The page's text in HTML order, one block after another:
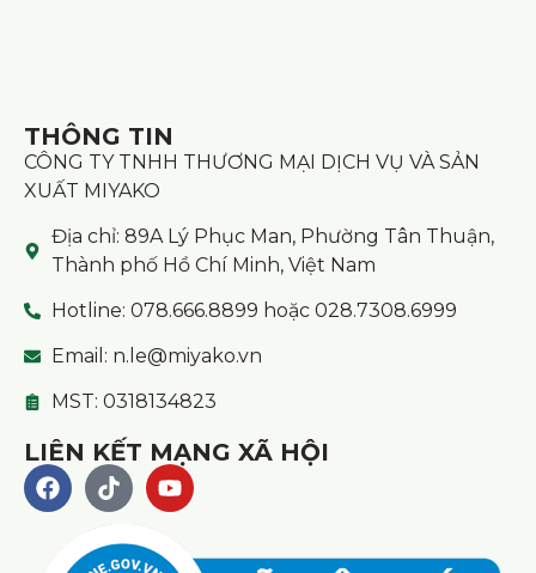
THÔNG TIN
CÔNG TY TNHH THƯƠNG MẠI DỊCH VỤ VÀ SẢN
XUẤT MIYAKO
Địa chỉ: 89A Lý Phục Man, Phường Tân Thuận,
Thành phố Hồ Chí Minh, Việt Nam
Hotline: 078.666.8899 hoặc 028.7308.6999
Email: n.le@miyako.vn
MST: 0318134823
LIÊN KẾT MẠNG XÃ HỘI